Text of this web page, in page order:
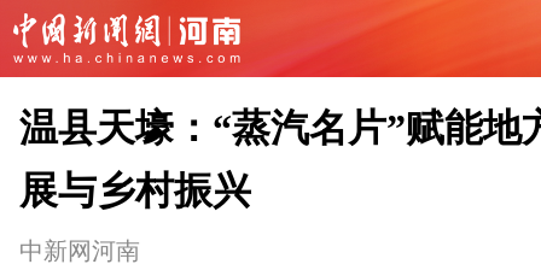
温县天壕：“蒸汽名片”赋能地
展与乡村振兴
中新网河南